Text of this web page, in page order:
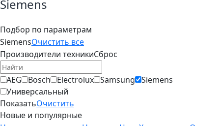
Siemens
Подбор по параметрам
SiemensОчистить все
Производители техникиСброс
AEG Bosch Electrolux Samsung
Siemens
Универсальный
ПоказатьОчистить
Новые и популярные